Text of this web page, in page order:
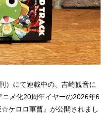
）にて連載中の、吉崎観音に
メ化20周年イヤーの2026年6
ケロロ軍曹』が公開されまし